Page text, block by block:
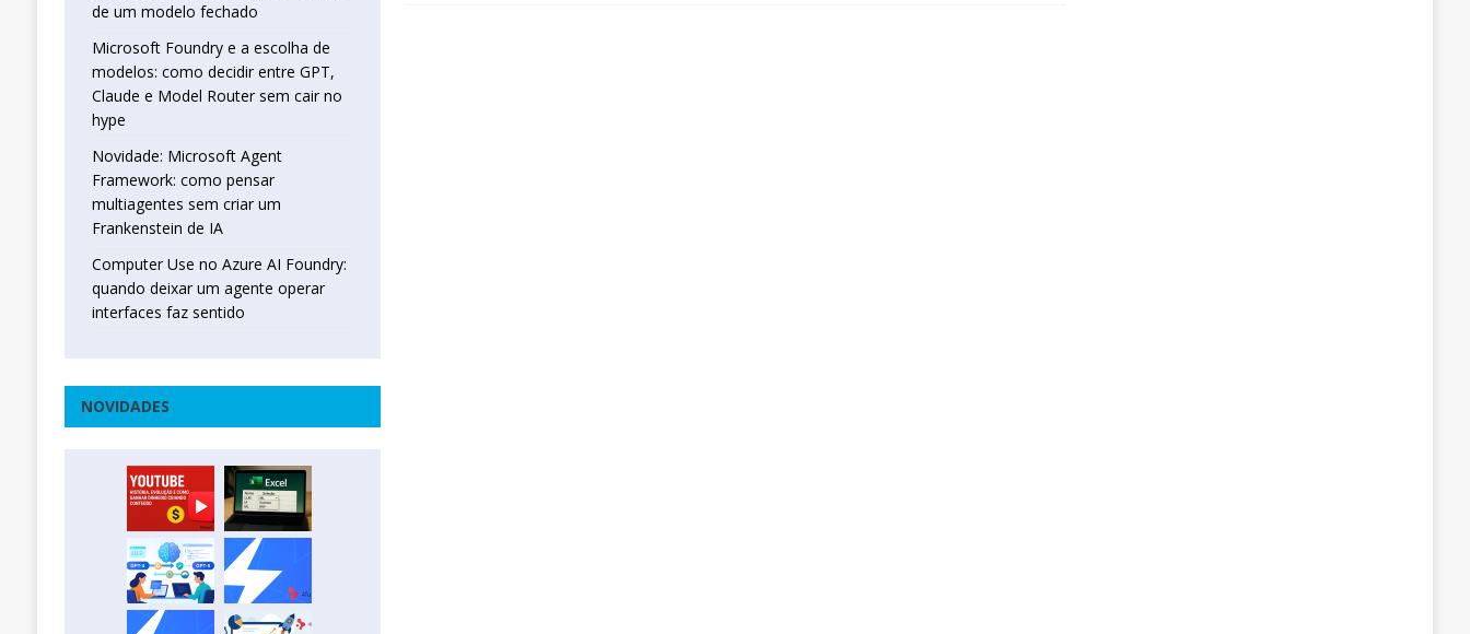
de um modelo fechado
Microsoft Foundry e a escolha de
modelos: como decidir entre GPT,
Claude e Model Router sem cair no
hype
Novidade: Microsoft Agent
Framework: como pensar
multiagentes sem criar um
Frankenstein de IA
Computer Use no Azure AI Foundry:
quando deixar um agente operar
interfaces faz sentido
NOVIDADES